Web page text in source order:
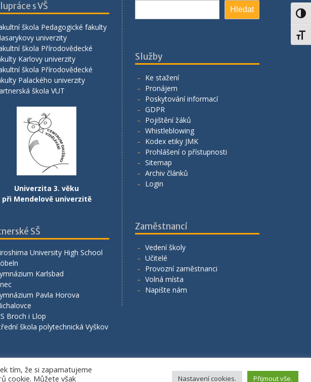
s VŠ
škola Pedagogické fakulty
univerzity
škola Přírodovědecké
Karlovy univerzity
škola Přírodovědecké
Palackého univerzity
škola VUT
Univerzita 3. věku
při Mendelově univerzitě
SŠ
University High School
Karlsbad
Pavla Horova
Broch i Llop
škola polytechnická Vyškov
Hledat
Služby
Ke stažení
Pronájem
Poskytování informací
GDPR
Pojištění žáků
Whistleblowing
Kodex etiky JMK
Prohlášení o přístupnosti
Sitemap
Archiv článků
Login
Zaměstnanci
Vedení školy
Učitelé
Provozní zaměstnanci
Volná místa
Napište nám
tím, že si zapamatujeme
cookie. Můžete však
Nastavení cookies. Přijmout vše.